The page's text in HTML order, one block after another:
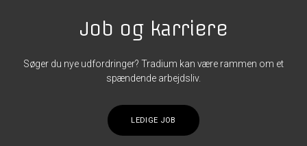
Job og karriere
Søger du nye udfordringer? Tradium kan være rammen om et
spændende arbejdsliv.
LEDIGE JOB